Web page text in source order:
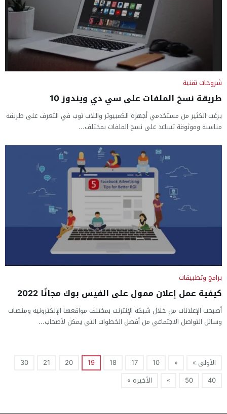
شروحات تقنية
طريقة نسخ الملفات على سي دي ويندوز 10
يرغب الكثير من مستخدمي أجهزة الكمبيوتر واللاب توب في التعرف على طريقة
مناسبة وموثوقة تساعد على نسخ الملفات بمختلف...
برامج وتطبيقات
كيفية عمل إعلان ممول على الفيس بوك مجانًا 2022
أصبحت الإعلانات من خلال شبكة الإنترنت بمختلف مواقعها الإلكترونية ومنصات
وسائل التواصل الاجتماعي من أفضل الخطوات التي يمكن لأصحاب...
الأولى » «
10
17
18
19
20
21
30
40
50
» الأخيرة »